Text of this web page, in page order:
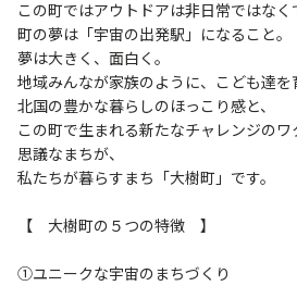
この町ではアウトドアは非日常ではなく
町の夢は「宇宙の出発駅」になること。
夢は大きく、面白く。
地域みんなが家族のように、こども達を
北国の豊かな暮らしのほっこり感と、
この町で生まれる新たなチャレンジの
思議なまちが、
私たちが暮らすまち「大樹町」です。
【 大樹町の５つの特徴 】
①ユニークな宇宙のまちづくり